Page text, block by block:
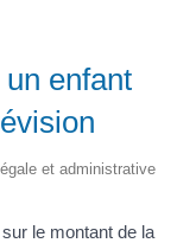
enfant
et administrative
le montant de la